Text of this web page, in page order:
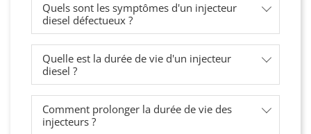
Quels sont les symptômes d'un injecteur
diesel défectueux ?
Quelle est la durée de vie d'un injecteur
diesel ?
Comment prolonger la durée de vie des
injecteurs ?